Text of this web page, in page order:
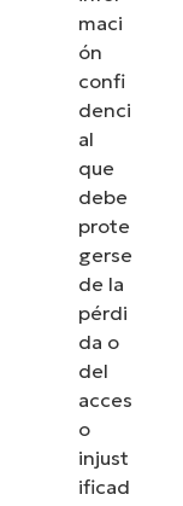
maci
ón
confi
denci
al
que
debe
prote
gerse
de la
pérdi
da o
del
acces
o
injust
ificad